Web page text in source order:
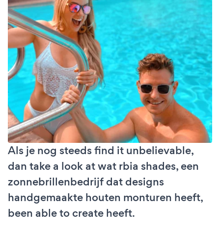
Als je nog steeds find it unbelievable,
dan take a look at wat rbia shades, een
zonnebrillenbedrijf dat designs
handgemaakte houten monturen heeft,
been able to create heeft.